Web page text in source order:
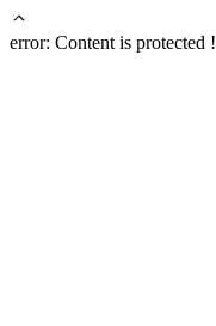
error: Content is protected